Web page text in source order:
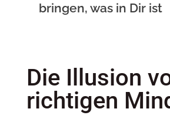
bringen, was in Dir ist
Die Illusion
richtigen